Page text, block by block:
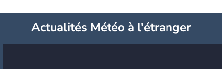
Actualités Météo à l'étranger